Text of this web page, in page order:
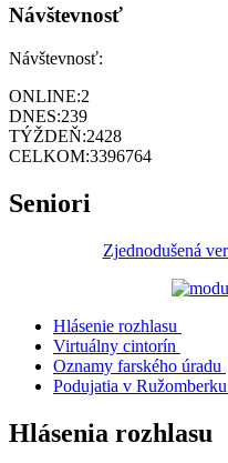
Návštevnosť
Návštevnosť:
ONLINE:2
DNES:239
TÝŽDEŇ:2428
CELKOM:3396764
Seniori
Zjednodušená
Hlásenie rozhlasu
Virtuálny cintorín
Oznamy farského úradu
Podujatia v
Hlásenia rozhlasu